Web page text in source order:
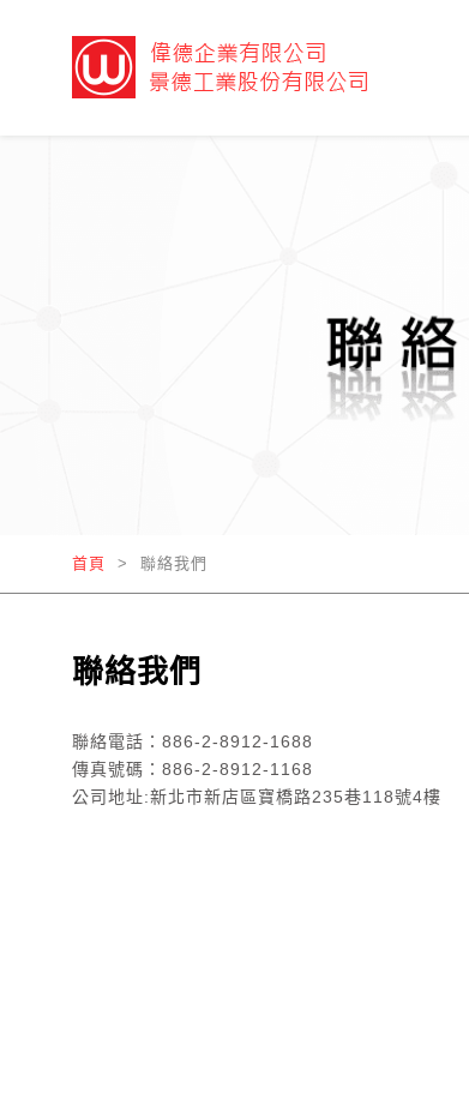
首頁 > 聯絡我們
聯絡我們
聯絡電話：886-2-8912-1688
傳真號碼：886-2-8912-1168
公司地址:新北市新店區寶橋路235巷118號4樓